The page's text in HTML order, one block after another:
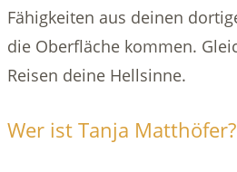
Fähigkeiten aus deinen
die Oberfläche kommen.
Reisen deine Hellsinne.
Wer ist Tanja Matthöfer?